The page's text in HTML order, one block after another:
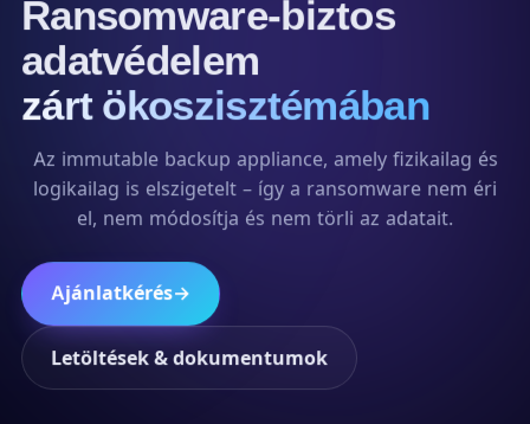
Ransomware-biztos
adatvédelem
zárt ökoszisztémában
Az immutable backup appliance, amely fizikailag és
logikailag is elszigetelt – így a ransomware nem éri
el, nem módosítja és nem törli az adatait.
Ajánlatkérés→
Letöltések & dokumentumok